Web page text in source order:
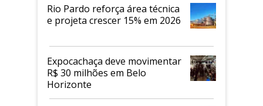
Rio Pardo reforça área técnica
e projeta crescer 15% em 2026
Expocachaça deve movimentar
R$ 30 milhões em Belo
Horizonte